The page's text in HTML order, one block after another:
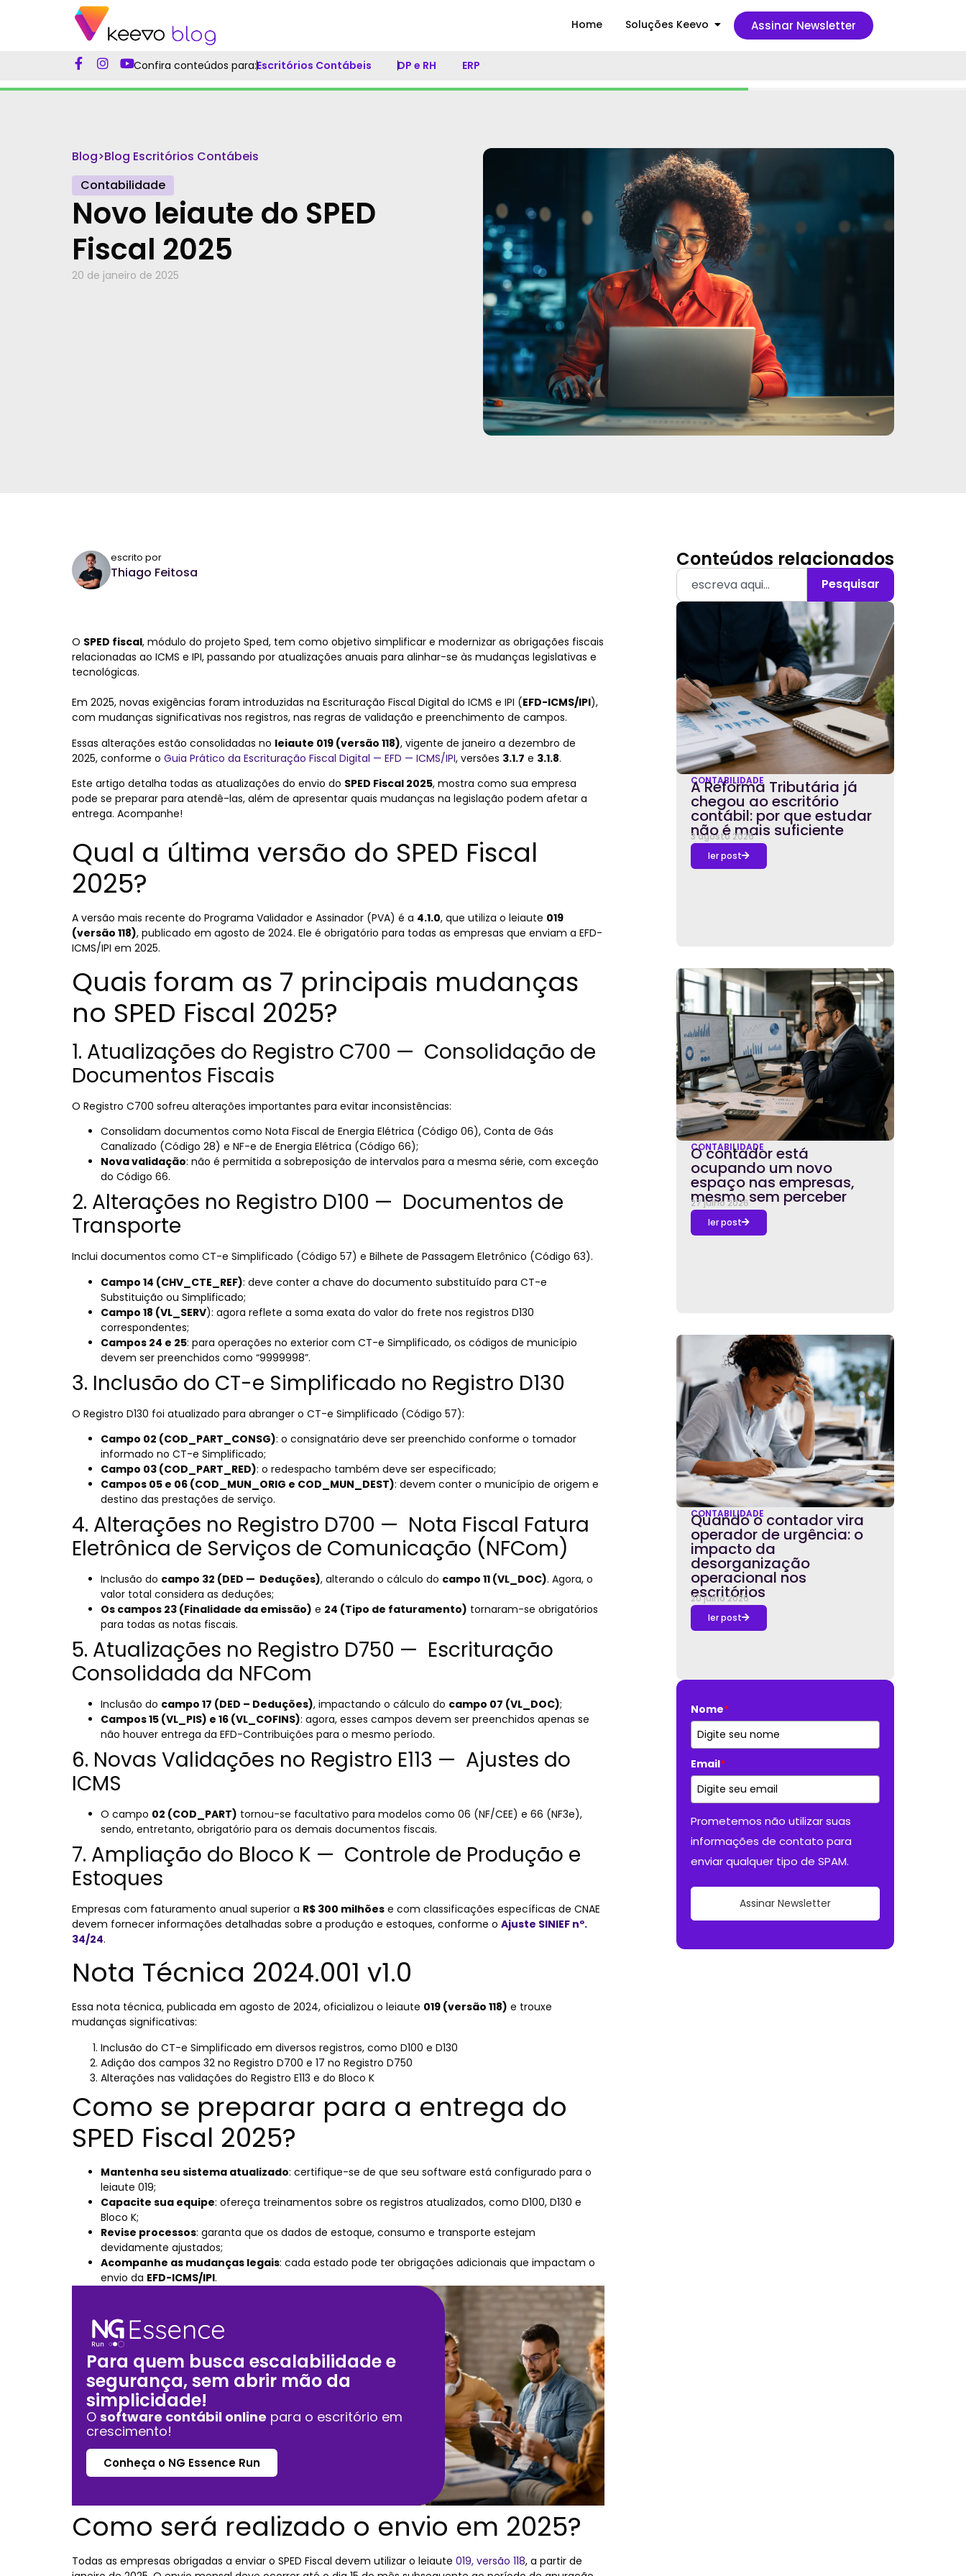
Home Soluções Keevo Assinar Newsletter
Confira conteúdos para:Escritórios Contábeis DP e RH ERP
Blog>Blog Escritórios Contábeis
Contabilidade
Novo leiaute do SPED
Fiscal 2025
20 de janeiro de 2025
escrito por
Thiago Feitosa
O SPED fiscal, módulo do projeto Sped, tem como objetivo simplificar e modernizar as obrigações fiscais
relacionadas ao ICMS e IPI, passando por atualizações anuais para alinhar-se às mudanças legislativas e
tecnológicas.
Em 2025, novas exigências foram introduzidas na Escrituração Fiscal Digital do ICMS e IPI (EFD-ICMS/IPI),
com mudanças significativas nos registros, nas regras de validação e preenchimento de campos.
Essas alterações estão consolidadas no leiaute 019 (versão 118), vigente de janeiro a dezembro de
2025, conforme o Guia Prático da Escrituração Fiscal Digital — EFD — ICMS/IPI, versões 3.1.7 e 3.1.8.
Este artigo detalha todas as atualizações do envio do SPED Fiscal 2025, mostra como sua empresa
pode se preparar para atendê-las, além de apresentar quais mudanças na legislação podem afetar a
entrega. Acompanhe!
Qual a última versão do SPED Fiscal
2025?
A versão mais recente do Programa Validador e Assinador (PVA) é a 4.1.0, que utiliza o leiaute 019
(versão 118), publicado em agosto de 2024. Ele é obrigatório para todas as empresas que enviam a EFD-
ICMS/IPI em 2025.
Quais foram as 7 principais mudanças
no SPED Fiscal 2025?
1. Atualizações do Registro C700 — Consolidação de
Documentos Fiscais
O Registro C700 sofreu alterações importantes para evitar inconsistências:
Consolidam documentos como Nota Fiscal de Energia Elétrica (Código 06), Conta de Gás
Canalizado (Código 28) e NF-e de Energia Elétrica (Código 66);
Nova validação: não é permitida a sobreposição de intervalos para a mesma série, com exceção
do Código 66.
2. Alterações no Registro D100 — Documentos de
Transporte
Inclui documentos como CT-e Simplificado (Código 57) e Bilhete de Passagem Eletrônico (Código 63).
Campo 14 (CHV_CTE_REF): deve conter a chave do documento substituído para CT-e
Substituição ou Simplificado;
Campo 18 (VL_SERV): agora reflete a soma exata do valor do frete nos registros D130
correspondentes;
Campos 24 e 25: para operações no exterior com CT-e Simplificado, os códigos de município
devem ser preenchidos como “9999998”.
3. Inclusão do CT-e Simplificado no Registro D130
O Registro D130 foi atualizado para abranger o CT-e Simplificado (Código 57):
Campo 02 (COD_PART_CONSG): o consignatário deve ser preenchido conforme o tomador
informado no CT-e Simplificado;
Campo 03 (COD_PART_RED): o redespacho também deve ser especificado;
Campos 05 e 06 (COD_MUN_ORIG e COD_MUN_DEST): devem conter o município de origem e
destino das prestações de serviço.
4. Alterações no Registro D700 — Nota Fiscal Fatura
Eletrônica de Serviços de Comunicação (NFCom)
Inclusão do campo 32 (DED — Deduções), alterando o cálculo do campo 11 (VL_DOC). Agora, o
valor total considera as deduções;
Os campos 23 (Finalidade da emissão) e 24 (Tipo de faturamento) tornaram-se obrigatórios
para todas as notas fiscais.
5. Atualizações no Registro D750 — Escrituração
Consolidada da NFCom
Inclusão do campo 17 (DED – Deduções), impactando o cálculo do campo 07 (VL_DOC);
Campos 15 (VL_PIS) e 16 (VL_COFINS): agora, esses campos devem ser preenchidos apenas se
não houver entrega da EFD-Contribuições para o mesmo período.
6. Novas Validações no Registro E113 — Ajustes do
ICMS
O campo 02 (COD_PART) tornou-se facultativo para modelos como 06 (NF/CEE) e 66 (NF3e),
sendo, entretanto, obrigatório para os demais documentos fiscais.
7. Ampliação do Bloco K — Controle de Produção e
Estoques
Empresas com faturamento anual superior a R$ 300 milhões e com classificações específicas de CNAE
devem fornecer informações detalhadas sobre a produção e estoques, conforme o Ajuste SINIEF nº.
34/24.
Nota Técnica 2024.001 v1.0
Essa nota técnica, publicada em agosto de 2024, oficializou o leiaute 019 (versão 118) e trouxe
mudanças significativas:
Inclusão do CT-e Simplificado em diversos registros, como D100 e D130
Adição dos campos 32 no Registro D700 e 17 no Registro D750
Alterações nas validações do Registro E113 e do Bloco K
Como se preparar para a entrega do
SPED Fiscal 2025?
Mantenha seu sistema atualizado: certifique-se de que seu software está configurado para o
leiaute 019;
Capacite sua equipe: ofereça treinamentos sobre os registros atualizados, como D100, D130 e
Bloco K;
Revise processos: garanta que os dados de estoque, consumo e transporte estejam
devidamente ajustados;
Acompanhe as mudanças legais: cada estado pode ter obrigações adicionais que impactam o
envio da EFD-ICMS/IPI.
Para quem busca escalabilidade e
segurança, sem abrir mão da
simplicidade!
O software contábil online para o escritório em
crescimento!
Conheça o NG Essence Run
Como será realizado o envio em 2025?
Todas as empresas obrigadas a enviar o SPED Fiscal devem utilizar o leiaute 019, versão 118, a partir de
Conteúdos relacionados
Pesquisar
CONTABILIDADE
A Reforma Tributária já
chegou ao escritório
contábil: por que estudar
não é mais suficiente
3 agosto 2026
ler post
CONTABILIDADE
O contador está
ocupando um novo
espaço nas empresas,
mesmo sem perceber
27 julho 2026
ler post
CONTABILIDADE
Quando o contador vira
operador de urgência: o
impacto da
desorganização
operacional nos
escritórios
20 julho 2026
ler post
Nome*
Email*
Prometemos não utilizar suas
informações de contato para
enviar qualquer tipo de SPAM.
Assinar Newsletter